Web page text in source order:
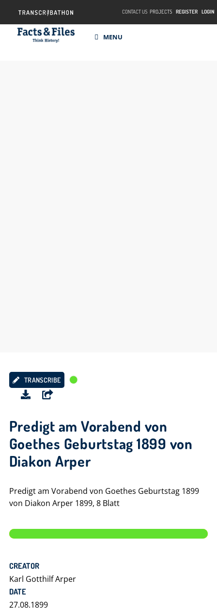
CONTACT US PROJECTS REGISTER LOGIN
MENU
TRANSCRIBE
Predigt am Vorabend von
Goethes Geburtstag 1899 von
Diakon Arper
Predigt am Vorabend von Goethes Geburtstag 1899
von Diakon Arper 1899, 8 Blatt
CREATOR
Karl Gotthilf Arper
DATE
27.08.1899